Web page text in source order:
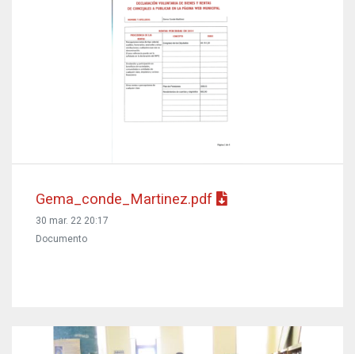
Gema_conde_Martinez.pdf
30 mar. 22 20:17
Documento